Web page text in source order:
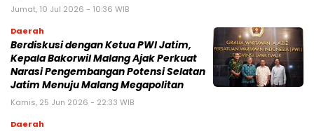
Jumat, 10 Jul 2026 - 10:36 WIB
Daerah
Berdiskusi dengan Ketua PWI Jatim,
Kepala Bakorwil Malang Ajak Perkuat
Narasi Pengembangan Potensi Selatan
Jatim Menuju Malang Megapolitan
Kamis, 25 Jun 2026 - 22:33 WIB
Daerah